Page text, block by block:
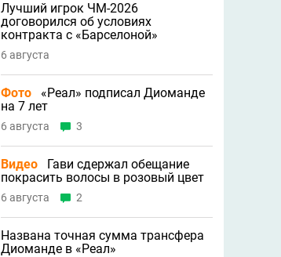
Лучший игрок ЧМ-2026
договорился об условиях
контракта с «Барселоной»
6 августа
Фото
«Реал» подписал Диоманде
на 7 лет
6 августа 3
Видео
Гави сдержал обещание
покрасить волосы в розовый цвет
6 августа 2
Названа точная сумма трансфера
Диоманде в «Реал»